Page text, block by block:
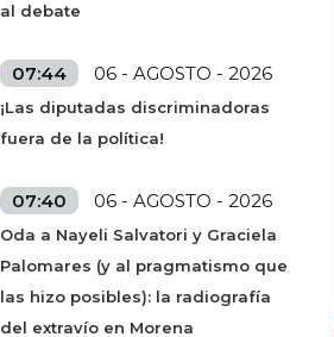
al debate
07:44 06 - AGOSTO - 2026
¡Las diputadas discriminadoras
fuera de la política!
07:40 06 - AGOSTO - 2026
Oda a Nayeli Salvatori y Graciela
Palomares (y al pragmatismo que
las hizo posibles): la radiografía
del extravío en Morena